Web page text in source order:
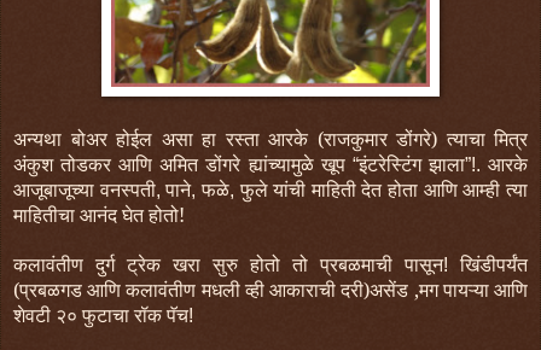
अन्यथा बोअर होईल असा हा रस्ता आरके (राजकुमार डोंगरे)त्याचा मित्र
अंकुश तोडकर आणि अमित डोंगरे ह्यांच्यामुळे खूप“इंटरेस्टिंग झाला”!.आरके
आजूबाजूच्या वनस्पती,पाने,फळे,फुले यांची माहिती देत होता आणि आम्ही त्या
माहितीचा आनंद घेत होतो!
कलावंतीण दुर्ग ट्रेक खरा सुरु होतो तो प्रबळमाची पासून!खिंडीपर्यंत
(प्रबळगड आणि कलावंतीण मधली व्ही आकाराची दरी)असेंड ,मगपायऱ्याआणि
शेवटी २० फुटाचारॉकपॅच!